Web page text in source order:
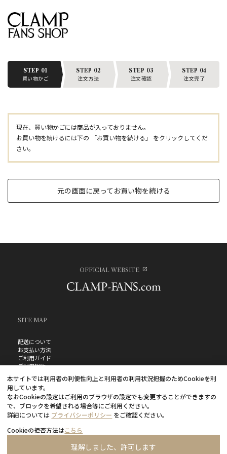
STEP 01
買い物かご
STEP 02
注文方法
STEP 03
注文確認
STEP 04
注文完了
現在、買い物かごには商品が入っておりません。
お買い物を続けるには下の 「お買い物を続ける」 をクリックしてくだ
さい。
元の画面に戻ってお買い物を続ける
OFFICIAL WEBSITE
SITE MAP
配送について
お支払い方法
ご利用ガイド
ご利用規約
プライバシーポリシー
よくあるご質問
特定商取引法に基づく表記
©CLAMP・ShigatsuTsuitachi CO.,LTD.
本サイトでは利用者の利便性向上と利用者の利用状況把握のためCookieを利
用しています。
なおCookieの設定はご利用のブラウザの設定でも変更することができますの
で、ブロックを希望される場合等にご利用ください。
詳細については プライバシーポリシー をご確認ください。
Cookieの拒否方法はこちら
理解しました、許可します